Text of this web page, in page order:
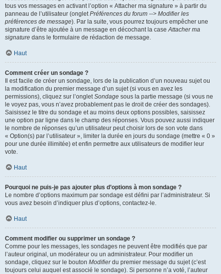
tous vos messages en activant l’option « Attacher ma signature » à partir du
panneau de l’utilisateur (ongletPréférences du forum --> Modifier les
préférences de message). Par la suite, vous pourrez toujours empêcher une
signature d’être ajoutée à un message en décochant la caseAttacher ma
signature dans le formulaire de rédaction de message.
Haut
Comment créer un sondage ?
Il est facile de créer un sondage, lors de la publication d’un nouveau sujet ou
la modification du premier message d’un sujet (si vous en avez les
permissions), cliquez sur l’ongletSondage sous la partie message (si vous ne
le voyez pas, vous n’avez probablement pas le droit de créer des sondages).
Saisissez le titre du sondage et au moins deux options possibles, saisissez
une option par ligne dans le champ des réponses. Vous pouvez aussi indiquer
le nombre de réponses qu’un utilisateur peut choisir lors de son vote dans
« Option(s) par l’utilisateur », limiter la durée en jours du sondage (mettre « 0 »
pour une durée illimitée) et enfin permettre aux utilisateurs de modifier leur
vote.
Haut
Pourquoi ne puis-je pas ajouter plus d’options à mon sondage ?
Le nombre d’options maximum par sondage est défini par l’administrateur. Si
vous avez besoin d’indiquer plus d’options, contactez-le.
Haut
Comment modifier ou supprimer un sondage ?
Comme pour les messages, les sondages ne peuvent être modifiés que par
l’auteur original, un modérateur ou un administrateur. Pour modifier un
sondage, cliquez sur le bouton Modifierdu premier message du sujet (c’est
toujours celui auquel est associé le sondage). Si personne n’a voté, l’auteur